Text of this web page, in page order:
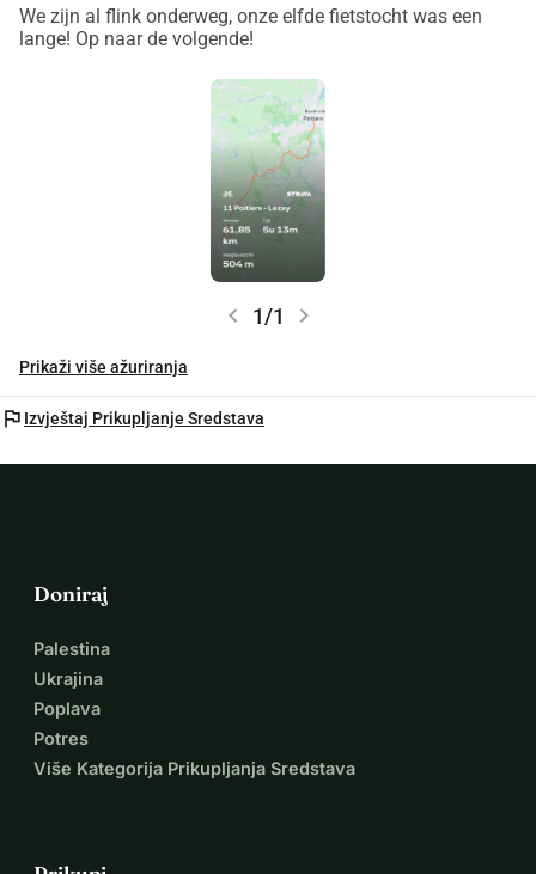
We zijn al flink onderweg, onze elfde fietstocht was een
lange! Op naar de volgende!
chevron_left 1/1 chevron_right
Prikaži više ažuriranja
flag Izvještaj Prikupljanje Sredstava
Doniraj
Palestina
Ukrajina
Poplava
Potres
Više Kategorija Prikupljanja Sredstava